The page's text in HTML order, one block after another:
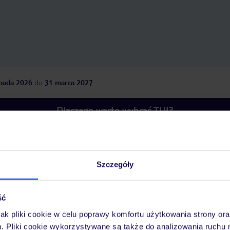
Szczegóły
pliki cookie w celu poprawy komfortu użytkowania strony
Pliki cookie wykorzystywane są także do analizowania ruchu
2026 do 31 marca 2027
Dlaczego warto wybrać TUI?
Tylko u nas opieka na
Pokoje Wyżywienie Atrakcje
Ważne